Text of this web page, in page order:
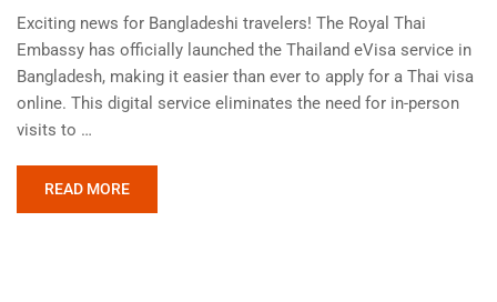
Exciting news for Bangladeshi travelers! The Royal Thai
Embassy has officially launched the Thailand eVisa service in
Bangladesh, making it easier than ever to apply for a Thai visa
online. This digital service eliminates the need for in-person
visits to …
READ MORE